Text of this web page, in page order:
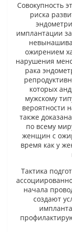
Совокупность
риска
имплантации
ожирением
нарушения
рака
которых
мужскому
вероятности
также
по всему
женщин с
время как у
Тактика
начала
создают